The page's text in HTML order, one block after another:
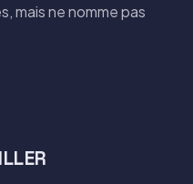
mais ne nomme pas